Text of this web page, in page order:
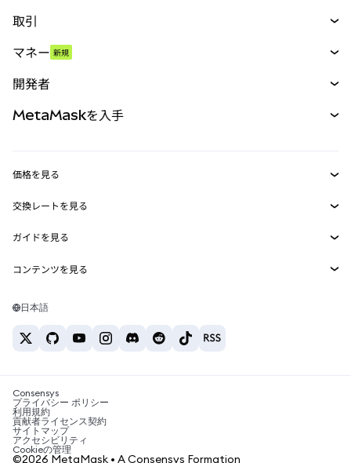
取引
パーペチュアル
RWA
マネー 新規
開発者
MetaMask Connect
Snaps
Web3サービス
MetaMaskを入手
セキュリティ
サポート
キャリア
お問い合わせ
価格を見る
イーサリアムの価格
Solanaの価格
Tetherの価格
交換レートを見る
ETH→USD
USDT→INR
BTC→INR
ETH→USDT
ガイドを見る
ETHの購入
USDTの購入
SHIBの購入
BNBの購入
コンテンツを見る
Solanaウォレット
税制関連ニュース
暗号資産の購入方法は？
ビットコインを売るには？
日本語
Consensys
プライバシー ポリシー
利用規約
貢献者ライセンス契約
サイトマップ
アクセシビリティ
Cookieの管理
©2026 MetaMask • A Consensys Formation